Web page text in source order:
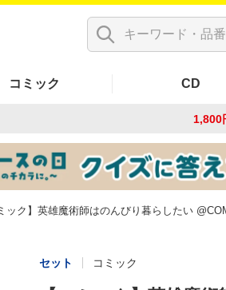
コミック CD
1,800
ック】英雄魔術師はのんびり暮らしたい
セット コミック